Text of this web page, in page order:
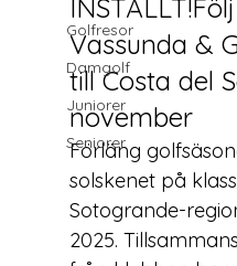
Golfresor
Damgolf
Juniorer
Seniorer
Vassunda &
till Costa del
november
Förläng
solskenet på
Sotogrande-
2025.